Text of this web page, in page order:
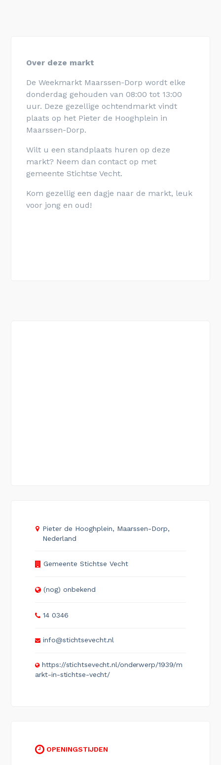
Over deze markt
De Weekmarkt Maarssen-Dorp wordt elke
donderdag gehouden van 08:00 tot 13:00
uur. Deze gezellige ochtendmarkt vindt
plaats op het Pieter de Hooghplein in
Maarssen-Dorp.
Wilt u een standplaats huren op deze
markt? Neem dan contact op met
gemeente Stichtse Vecht.
Kom gezellig een dagje naar de markt, leuk
voor jong en oud!
Pieter de Hooghplein, Maarssen-Dorp,
Nederland
Gemeente Stichtse Vecht
(nog) onbekend
14 0346
info@stichtsevecht.nl
https://stichtsevecht.nl/onderwerp/1939/m
arkt-in-stichtse-vecht/
OPENINGSTIJDEN